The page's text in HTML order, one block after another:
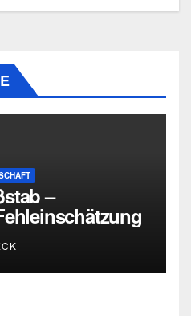
–
intellektueller